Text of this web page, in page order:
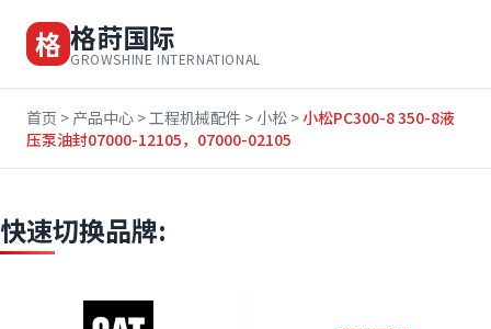
格 格莳国际
GROWSHINE INTERNATIONAL
首页 > 产品中心 >工程机械配件 > 小松 >小松PC300-8 350-8液
压泵油封07000-12105，07000-02105
快速切换品牌: